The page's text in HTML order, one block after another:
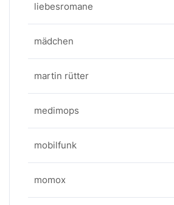
liebesromane
mädchen
martin rütter
medimops
mobilfunk
momox